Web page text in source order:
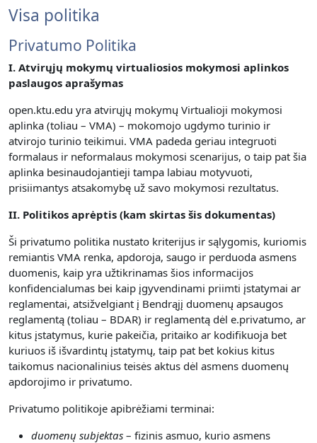
Visa politika
Privatumo Politika
I. Atvirųjų mokymų virtualiosios mokymosi aplinkos
paslaugos aprašymas
open.ktu.edu yra atvirųjų mokymų Virtualioji mokymosi
aplinka (toliau – VMA) – mokomojo ugdymo turinio ir
atvirojo turinio teikimui. VMA padeda geriau integruoti
formalaus ir neformalaus mokymosi scenarijus, o taip pat šia
aplinka besinaudojantieji tampa labiau motyvuoti,
prisiimantys atsakomybę už savo mokymosi rezultatus.
II. Politikos aprėptis (kam skirtas šis dokumentas)
Ši privatumo politika nustato kriterijus ir sąlygomis, kuriomis
remiantis VMA renka, apdoroja, saugo ir perduoda asmens
duomenis, kaip yra užtikrinamas šios informacijos
konfidencialumas bei kaip įgyvendinami priimti įstatymai ar
reglamentai, atsižvelgiant į Bendrąjį duomenų apsaugos
reglamentą (toliau – BDAR) ir reglamentą dėl e.privatumo, ar
kitus įstatymus, kurie pakeičia, pritaiko ar kodifikuoja bet
kuriuos iš išvardintų įstatymų, taip pat bet kokius kitus
taikomus nacionalinius teisės aktus dėl asmens duomenų
apdorojimo ir privatumo.
Privatumo politikoje apibrėžiami terminai:
duomenų subjektas – fizinis asmuo, kurio asmens